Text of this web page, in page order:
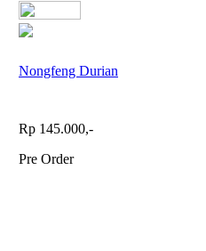
Nongfeng Durian
Rp 145.000,-
Pre Order